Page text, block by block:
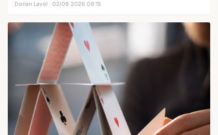
Dorian Lavol · 02/08 2026 09:15